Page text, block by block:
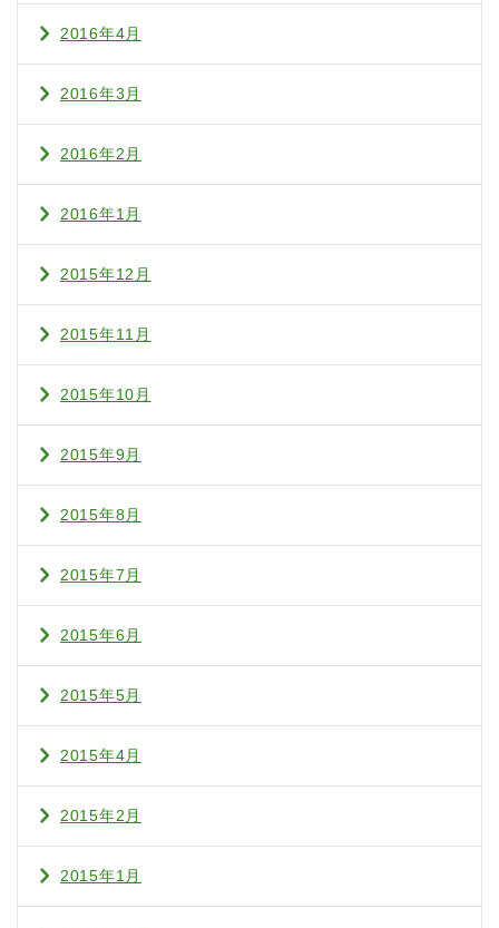
2016年4月
2016年3月
2016年2月
2016年1月
2015年12月
2015年11月
2015年10月
2015年9月
2015年8月
2015年7月
2015年6月
2015年5月
2015年4月
2015年2月
2015年1月